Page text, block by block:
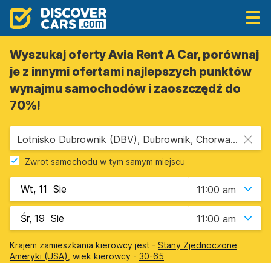
Wyszukaj oferty Avia Rent A Car, porównaj
je z innymi ofertami najlepszych punktów
wynajmu samochodów i zaoszczędź do
70%!
Lotnisko Dubrownik (DBV), Dubrownik, Chorwacja
Zwrot samochodu w tym samym miejscu
11:00 am
11:00 am
Krajem zamieszkania kierowcy jest - Stany Zjednoczone
Ameryki (USA) , wiek kierowcy - 30-65